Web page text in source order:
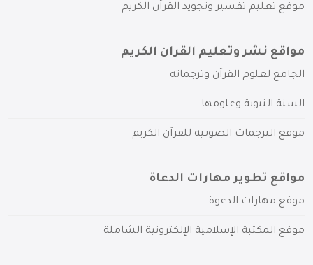
موقع تعليم تفسير وتجويد القرآن الكريم
مواقع نشر وتعليم القرآن الكريم
الجامع لعلوم القرآن وترجماته
السنة النبوية وعلومها
موقع الترجمات الصوتية للقرآن الكريم
مواقع تطوير مهارات الدعاة
موقع مهارات الدعوة
موقع المكتبة الإسلامية الإلكترونية الشاملة